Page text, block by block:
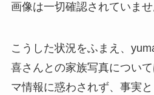
画像は一切確認されていませ
こうした状況をふまえ、
喜さんとの家族写真につい
マ情報に惑わされず、事実